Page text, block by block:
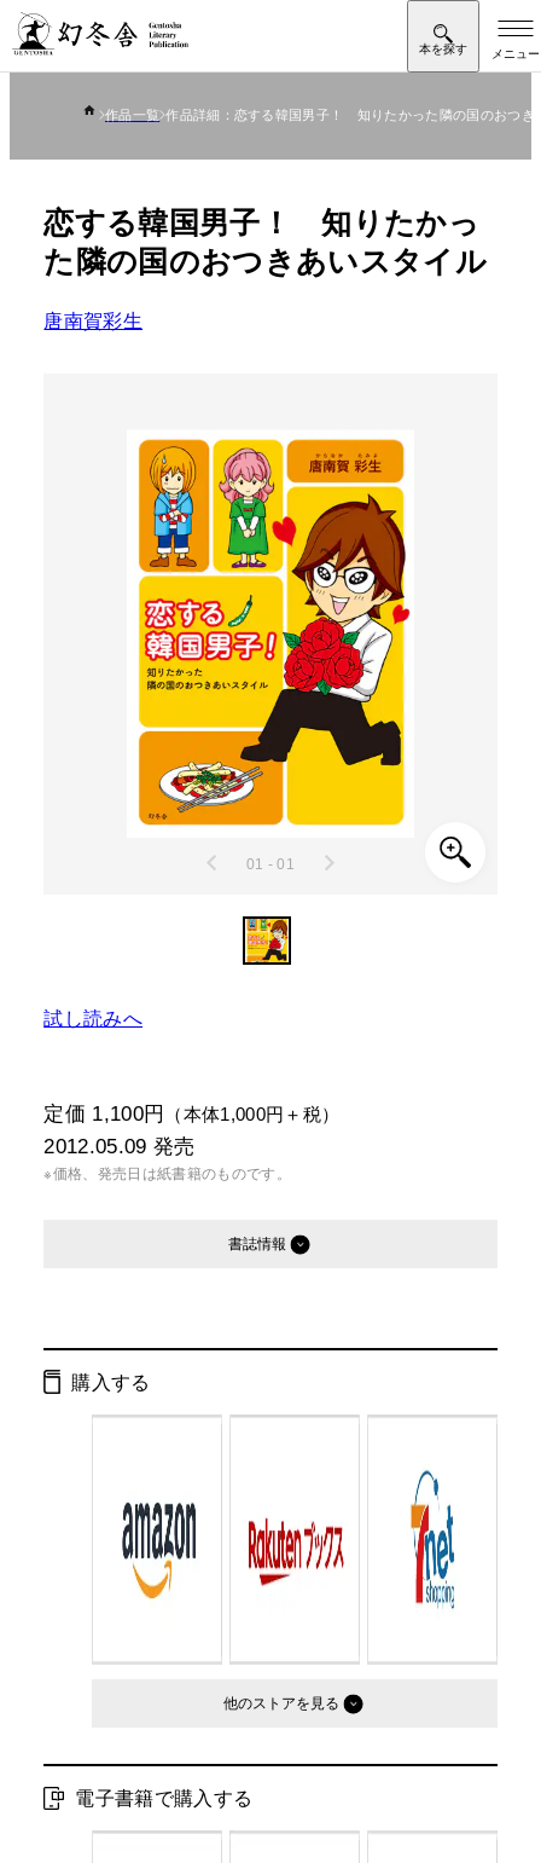
作品一覧 作品詳細：恋する韓国男子！ 知りたかった隣の国のおつき
恋する韓国男子！ 知りたかっ
た隣の国のおつきあいスタイル
唐南賀彩生
01 - 01
試し読みへ
定価 1,100円 （本体1,000円＋税）
2012.05.09 発売
※価格、発売日は紙書籍のものです。
書誌情報
ページ数：
判型： A5判
購入する
他のストア
電子書籍で購入する